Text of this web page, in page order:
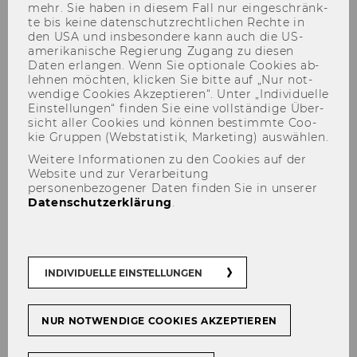
Research Talk by Harald Van
Heerde, University of New
South Wales (AU)
TEILEN TEILEN
31. Dezember 2024
mehr. Sie haben in die­sem Fall nur ein­ge­schränk­
te bis keine da­ten­schutz­recht­li­chen Rech­te in
den USA und ins­be­son­de­re kann auch die US-​
amerikanische Re­gie­rung Zu­gang zu die­sen
Daten er­lan­gen. Wenn Sie op­tio­na­le Coo­kies ab­
leh­nen möch­ten, kli­cken Sie bitte auf „Nur not­
wen­di­ge Coo­kies Ak­zep­tie­ren“. Unter „In­di­vi­du­el­le
Ein­stel­lun­gen“ fin­den Sie eine voll­stän­di­ge Über­
sicht aller Coo­kies und kön­nen be­stimm­te Coo­
kie Grup­pen (Web­sta­tis­tik, Mar­ke­ting) aus­wäh­len.
Weitere Informationen zu den Cookies auf der
Website und zur Verarbeitung
personenbezogener Daten finden Sie in unserer
Datenschutzerklärung.
INDIVIDUELLE EINSTELLUNGEN
NUR NOTWENDIGE COOKIES AKZEPTIEREN